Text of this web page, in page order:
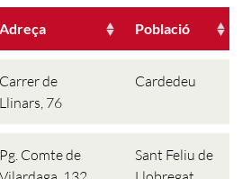
Adreça Població
Carrer de
Llinars, 76
Cardedeu
Pg. Comte de
Sant Feliu de